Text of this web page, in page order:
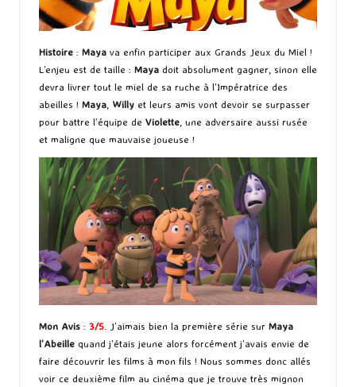
Histoire : Maya va enfin participer aux Grands Jeux du Miel !
L’enjeu est de taille : Maya doit absolument gagner, sinon elle
devra livrer tout le miel de sa ruche à l’Impératrice des
abeilles ! Maya, Willy et leurs amis vont devoir se surpasser
pour battre l’équipe de Violette, une adversaire aussi rusée
et maligne que mauvaise joueuse !
Mon Avis : 3/5 . J’aimais bien la première série sur Maya
l’Abeille quand j’étais jeune alors forcément j’avais envie de
faire découvrir les films à mon fils ! Nous sommes donc allés
voir ce deuxième film au cinéma que je trouve très mignon